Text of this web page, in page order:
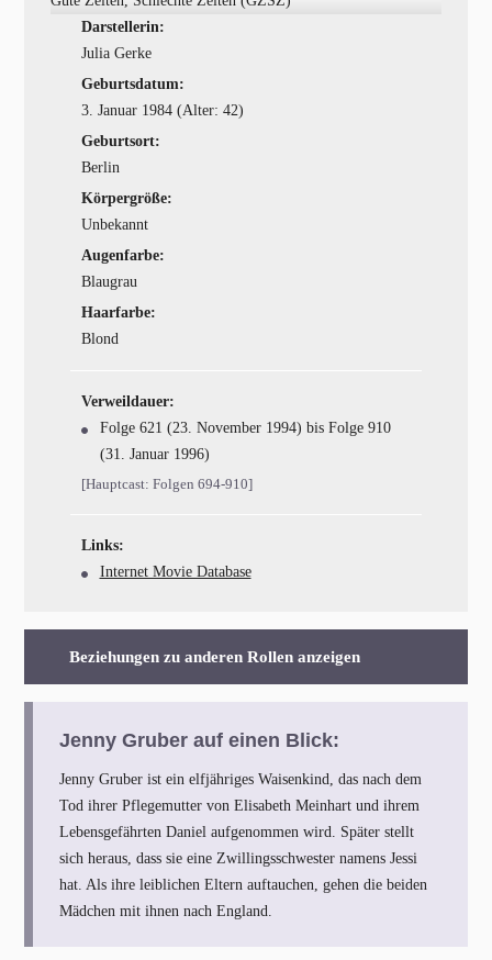
Darstellerin:
Julia Gerke
Geburtsdatum:
3. Januar 1984 (Alter: 42)
Geburtsort:
Berlin
Körpergröße:
Unbekannt
Augenfarbe:
Blaugrau
Haarfarbe:
Blond
Verweildauer:
Folge 621 (23. November 1994) bis Folge 910
(31. Januar 1996)
[Hauptcast: Folgen 694-910]
Links:
Internet Movie Database
Beziehungen zu anderen Rollen anzeigen
Jenny Gruber auf einen Blick:
Jenny Gruber ist ein elfjähriges Waisenkind, das nach dem
Tod ihrer Pflegemutter von Elisabeth Meinhart und ihrem
Lebensgefährten Daniel aufgenommen wird. Später stellt
sich heraus, dass sie eine Zwillingsschwester namens Jessi
hat. Als ihre leiblichen Eltern auftauchen, gehen die beiden
Mädchen mit ihnen nach England.